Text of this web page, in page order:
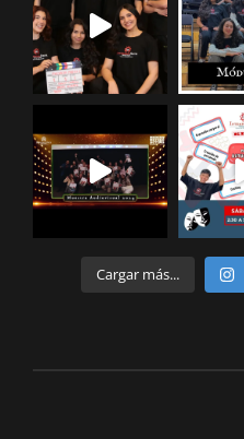
Niños & niñas
Cargar más...